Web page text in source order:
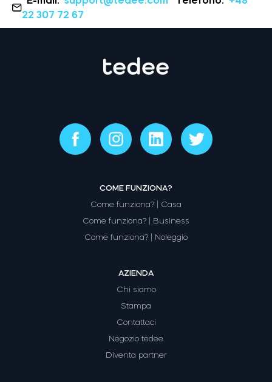
22 307 72 67
COME FUNZIONA?
Come funziona? | Casa
Come funziona? | Business
Come funziona? | Noleggio
AZIENDA
Chi siamo
Stampa
Contattaci
Negozio tedee
Diventa partner